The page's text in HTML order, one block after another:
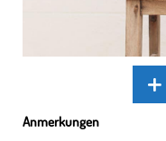
Anmerkungen